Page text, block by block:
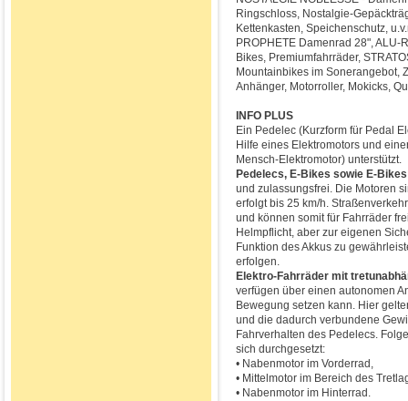
Ringschloss, Nostalgie-
Kettenkasten, Speichenschutz,
PROPHETE Damenrad 28", ALU-
Bikes, Premiumfahrräder,
Mountainbikes im Sonerangebot,
Anhänger, Motorroller, Mokicks,
INFO PLUS
Ein Pedelec (Kurzform für Pedal
Hilfe eines Elektromotors und
Mensch-Elektromotor) unterstützt.
Pedelecs, E-Bikes sowie E-
und zulassungsfrei. Die Motoren
erfolgt bis 25 km/h.
und können somit für Fahrräder
Helmpflicht, aber zur eigenen
Funktion des Akkus zu
erfolgen.
Elektro-Fahrräder mit
verfügen über einen autonomen
Bewegung setzen kann. Hier
und die dadurch verbundene
Fahrverhalten des Pedelecs.
sich durchgesetzt:
• Nabenmotor im Vorderrad,
• Mittelmotor im Bereich des
• Nabenmotor im Hinterrad.